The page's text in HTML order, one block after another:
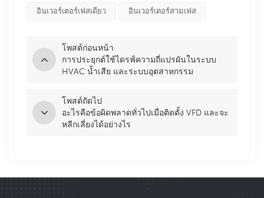
อินเวอร์เตอร์เฟสเดียว อินเวอร์เตอร์สามเฟส
โพสต์ก่อนหน้า
การประยุกต์ใช้ไดรฟ์ความถี่แปรผันในระบบ
HVAC น้ำเสีย และระบบอุตสาหกรรม
โพสต์ถัดไป
อะไรคือข้อผิดพลาดทั่วไปเมื่อติดตั้ง VFD และจะ
หลีกเลี่ยงได้อย่างไร